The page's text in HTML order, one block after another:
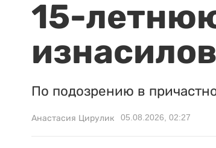
15-
По подозрению в
Анастасия Цирулик 05.08.2026, 02:27